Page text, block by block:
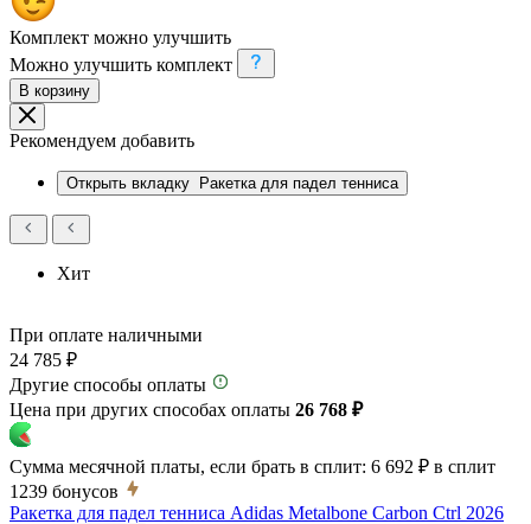
Комплект можно улучшить
Можно улучшить комплект
В корзину
Рекомендуем добавить
Открыть вкладку Ракетка для падел тенниса
Хит
При оплате наличными
24 785 ₽
Другие способы оплаты
Цена при других способах оплаты 26 768 ₽
Сумма месячной платы, если брать в сплит: 6 692 ₽ в сплит
1239 бонусов
Ракетка для падел тенниса Adidas Metalbone Carbon Ctrl 2026